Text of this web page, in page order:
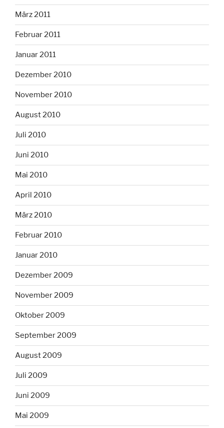
März 2011
Februar 2011
Januar 2011
Dezember 2010
November 2010
August 2010
Juli 2010
Juni 2010
Mai 2010
April 2010
März 2010
Februar 2010
Januar 2010
Dezember 2009
November 2009
Oktober 2009
September 2009
August 2009
Juli 2009
Juni 2009
Mai 2009